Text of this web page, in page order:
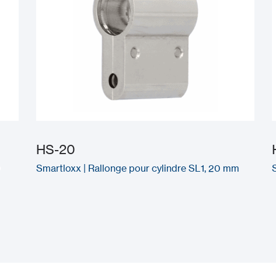
HS-20
Smartloxx | Rallonge pour cylindre SL1, 20 mm